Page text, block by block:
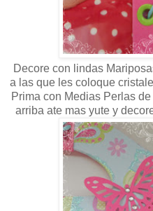
Decore con lindas
a las que les coloque
Prima con Medias Perlas de
arriba ate mas yute y